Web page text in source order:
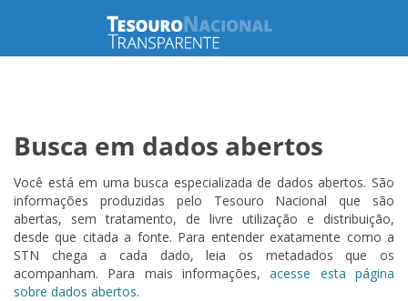
Busca em dados abertos
Você está em uma busca especializada de dados abertos. São
informações produzidas pelo Tesouro Nacional que são
abertas, sem tratamento, de livre utilização e distribuição,
desde que citada a fonte. Para entender exatamente como a
STN chega a cada dado, leia os metadados que os
acompanham. Para mais informações,acesse esta página
sobre dados abertos.